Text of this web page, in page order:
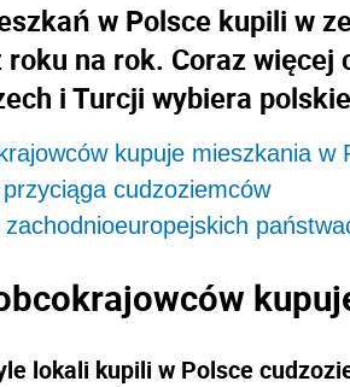
w Polsce kupili w
na rok. Coraz więcej
i Turcji wybiera
kupuje mieszkania w
cudzoziemców
lokali kupili w Polsce